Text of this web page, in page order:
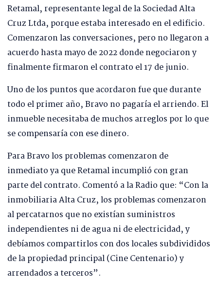
Retamal, representante legal de la Sociedad Alta
Cruz Ltda, porque estaba interesado en el edificio.
Comenzaron las conversaciones, pero no llegaron a
acuerdo hasta mayo de 2022 donde negociaron y
finalmente firmaron el contrato el 17 de junio.
Uno de los puntos que acordaron fue que durante
todo el primer año, Bravo no pagaría el arriendo. El
inmueble necesitaba de muchos arreglos por lo que
se compensaría con ese dinero.
Para Bravo los problemas comenzaron de
inmediato ya que Retamal incumplió con gran
parte del contrato. Comentó a la Radio que: “Con la
inmobiliaria Alta Cruz, los problemas comenzaron
al percatarnos que no existían suministros
independientes ni de agua ni de electricidad, y
debíamos compartirlos con dos locales subdivididos
de la propiedad principal (Cine Centenario) y
arrendados a terceros”.